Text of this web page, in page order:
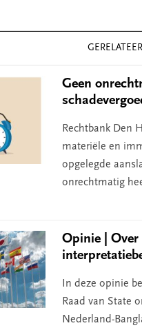
Geen
Rechtbank Den
materiële en
opgelegde
onrechtmatig
Opinie | Over
In deze opinie
Raad van State
Nederland-